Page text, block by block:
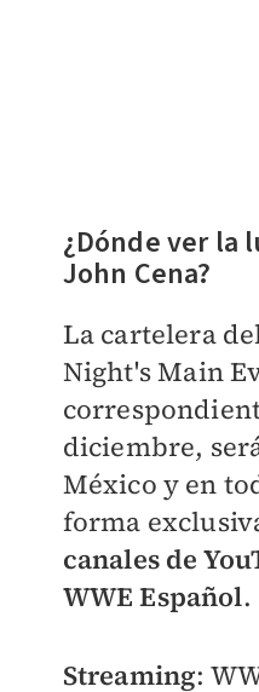
¿Dónde ver la
John Cena?
La cartelera
Night's Main
diciembre,
México y en
forma
canales de
WWE Español.
Streaming: